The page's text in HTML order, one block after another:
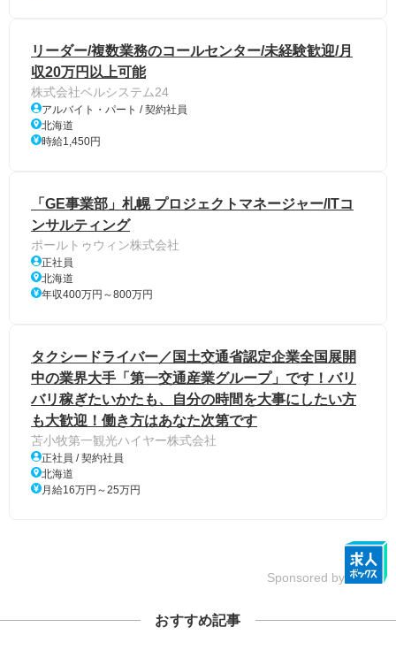
リーダー/複数業務のコールセンター/未経験歓迎/月
収20万円以上可能
株式会社ベルシステム24
アルバイト・パート / 契約社員
北海道
時給1,450円
「GE事業部」札幌 プロジェクトマネージャー/ITコ
ンサルティング
ポールトゥウィン株式会社
正社員
北海道
年収400万円～800万円
タクシードライバー／国土交通省認定企業全国展開
中の業界大手「第一交通産業グループ」です！バリ
バリ稼ぎたいかたも、自分の時間を大事にしたい方
も大歓迎！働き方はあなた次第です
苫小牧第一観光ハイヤー株式会社
正社員 / 契約社員
北海道
月給16万円～25万円
Sponsored by
おすすめ記事